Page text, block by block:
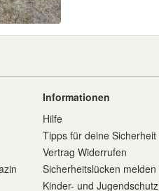
Informationen
Hilfe
Tipps für deine Sicherheit
Vertrag Widerrufen
Sicherheitslücken melden
Kinder- und Jugendschutz